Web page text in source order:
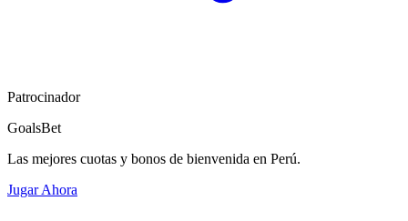
Patrocinador
GoalsBet
Las mejores cuotas y bonos de bienvenida en Perú.
Jugar Ahora